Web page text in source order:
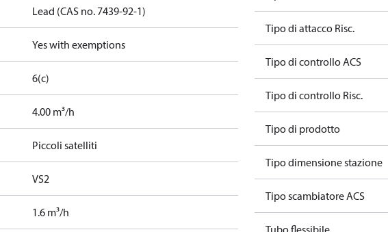
Lead (CAS no. 7439-92-1)
Yes with exemptions
6(c)
4.00 m³/h
Piccoli satelliti
VS2
1.6 m³/h
Tipo di attacco Risc.
Tipo di controllo ACS
Tipo di controllo Risc.
Tipo di prodotto
Tipo dimensione stazione
Tipo scambiatore ACS
Tubo flessibile